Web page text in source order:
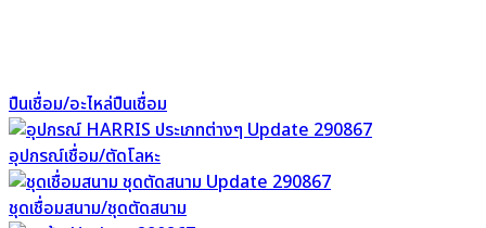
ปืนเชื่อม/อะไหล่ปืนเชื่อม
อุปกรณ์เชื่อม/ตัดโลหะ
ชุดเชื่อมสนาม/ชุดตัดสนาม